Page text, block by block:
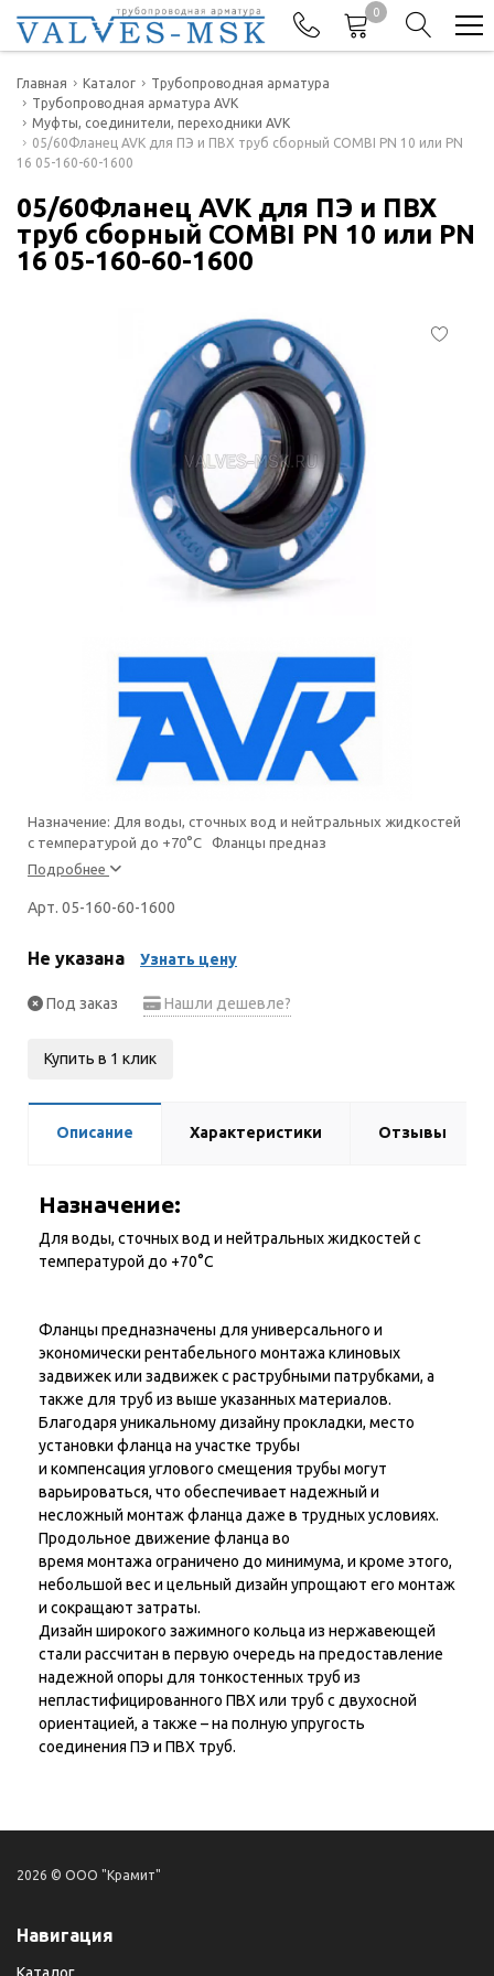
0
Телефоны
+7(977) 474-62-50
Отдел продаж
Главная Каталог
Трубопроводная арматура
Трубопроводная арматура AVK
Муфты, соединители, переходники AVK
05/60Фланец AVK для ПЭ и ПВХ труб сборный COMBI PN 10 или PN
16 05-160-60-1600
05/60Фланец AVK для ПЭ и ПВХ
труб сборный COMBI PN 10 или PN
16 05-160-60-1600
Назначение: Для воды, сточных вод и нейтральных жидкостей
с температурой до +70°С Фланцы предназ
Подробнее
Арт. 05-160-60-1600
Не указана Узнать цену
Под заказ Нашли дешевле?
Купить в 1 клик
Описание Характеристики Отзывы
Назначение:
Для воды, сточных вод и нейтральных жидкостей с
температурой до +70°С
Фланцы предназначены для универсального и
экономически рентабельного монтажа клиновых
задвижек или задвижек с раструбными патрубками, а
также для труб из выше указанных материалов.
Благодаря уникальному дизайну прокладки, место
установки фланца на участке трубы
и компенсация углового смещения трубы могут
варьироваться, что обеспечивает надежный и
несложный монтаж фланца даже в трудных условиях.
Продольное движение фланца во
время монтажа ограничено до минимума, и кроме этого,
небольшой вес и цельный дизайн упрощают его монтаж
и сокращают затраты.
Дизайн широкого зажимного кольца из нержавеющей
стали рассчитан в первую очередь на предоставление
надежной опоры для тонкостенных труб из
непластифицированного ПВХ или труб с двухосной
ориентацией, а также – на полную упругость
соединения ПЭ и ПВХ труб.
2026 © ООО "Крамит"
Навигация